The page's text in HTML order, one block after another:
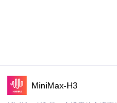
MiniMax-H3